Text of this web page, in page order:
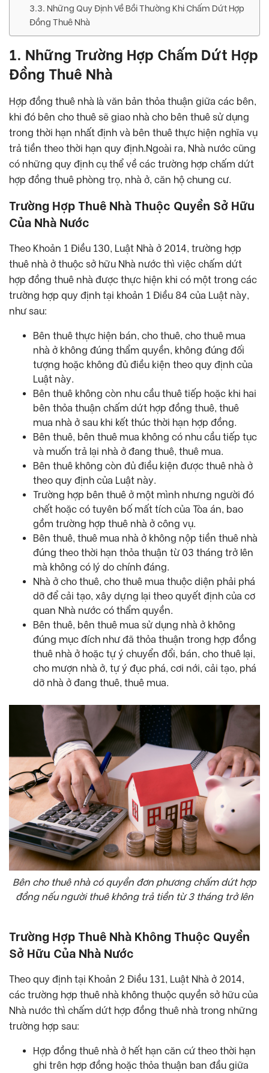
Những Quy Định Về Bồi Thường Khi Chấm Dứt Hợp
Đồng Thuê Nhà
1. Những Trường Hợp Chấm Dứt Hợp
Đồng Thuê Nhà
Hợp đồng thuê nhà là văn bản thỏa thuận giữa các bên,
khi đó bên cho thuê sẽ giao nhà cho bên thuê sử dụng
trong thời hạn nhất định và bên thuê thực hiện nghĩa vụ
trả tiền theo thời hạn quy định.Ngoài ra, Nhà nước cũng
có những quy định cụ thể về các trường hợp chấm dứt
hợp đồng thuê phòng trọ, nhà ở, căn hộ chung cư.
Trường Hợp Thuê Nhà Thuộc Quyền Sở Hữu
Của Nhà Nước
Theo Khoản 1 Điều 130, Luật Nhà ở 2014, trường hợp
thuê nhà ở thuộc sở hữu Nhà nước thì việc chấm dứt
hợp đồng thuê nhà được thực hiện khi có một trong các
trường hợp quy định tại khoản 1 Điều 84 của Luật này,
như sau:
Bên thuê thực hiện bán, cho thuê, cho thuê mua
nhà ở không đúng thẩm quyền, không đúng đối
tượng hoặc không đủ điều kiện theo quy định của
Luật này.
Bên thuê không còn nhu cầu thuê tiếp hoặc khi hai
bên thỏa thuận chấm dứt hợp đồng thuê, thuê
mua nhà ở sau khi kết thúc thời hạn hợp đồng.
Bên thuê, bên thuê mua không có nhu cầu tiếp tục
và muốn trả lại nhà ở đang thuê, thuê mua.
Bên thuê không còn đủ điều kiện được thuê nhà ở
theo quy định của Luật này.
Trường hợp bên thuê ở một mình nhưng người đó
chết hoặc có tuyên bố mất tích của Tòa án, bao
gồm trường hợp thuê nhà ở công vụ.
Bên thuê, thuê mua nhà ở không nộp tiền thuê nhà
đúng theo thời hạn thỏa thuận từ 03 tháng trở lên
mà không có lý do chính đáng.
Nhà ở cho thuê, cho thuê mua thuộc diện phải phá
dỡ để cải tạo, xây dựng lại theo quyết định của cơ
quan Nhà nước có thẩm quyền.
Bên thuê, bên thuê mua sử dụng nhà ở không
đúng mục đích như đã thỏa thuận trong hợp đồng
thuê nhà ở hoặc tự ý chuyển đổi, bán, cho thuê lại,
cho mượn nhà ở, tự ý đục phá, cơi nới, cải tạo, phá
dỡ nhà ở đang thuê, thuê mua.
Bên cho thuê nhà có quyền đơn phương chấm dứt hợp
đồng nếu người thuê không trả tiền từ 3 tháng trở lên
Trường Hợp Thuê Nhà Không Thuộc Quyền
Sở Hữu Của Nhà Nước
Theo quy định tại Khoản 2 Điều 131, Luật Nhà ở 2014,
các trường hợp thuê nhà không thuộc quyền sở hữu của
Nhà nước thì chấm dứt hợp đồng thuê nhà trong những
trường hợp sau:
Hợp đồng thuê nhà ở hết hạn căn cứ theo thời hạn
ghi trên hợp đồng hoặc thỏa thuận ban đầu giữa